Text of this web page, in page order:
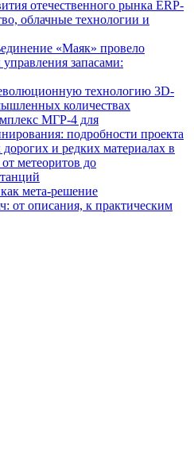
отечественного рынка ERP-
облачные технологии и
«Маяк» провело
запасами:
технологию 3D-
количествах
МГР-4 для
подробности проекта
и редких материалах в
метеоритов до
мета-решение
от описания, к практическим